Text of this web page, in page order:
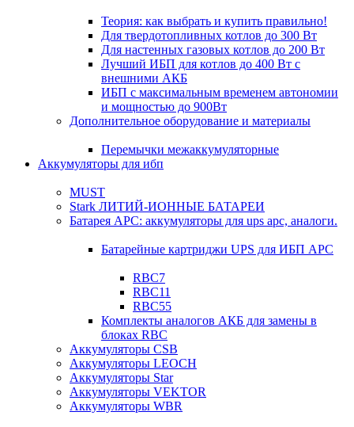
Теория: как выбрать и купить правильно!
Для твердотопливных котлов до 300 Вт
Для настенных газовых котлов до 200 Вт
Лучший ИБП для котлов до 400 Вт с
внешними АКБ
ИБП с максимальным временем автономии
и мощностью до 900Вт
Дополнительное оборудование и материалы
Перемычки межаккумуляторные
Аккумуляторы для ибп
MUST
Stark ЛИТИЙ-ИОННЫЕ БАТАРЕИ
Батарея APC: аккумуляторы для ups apc, аналоги.
Батарейные картриджи UPS для ИБП APC
RBC7
RBC11
RBC55
Комплекты аналогов АКБ для замены в
блоках RBC
Аккумуляторы CSB
Аккумуляторы LEOCH
Аккумуляторы Star
Аккумуляторы VEKTOR
Аккумуляторы WBR